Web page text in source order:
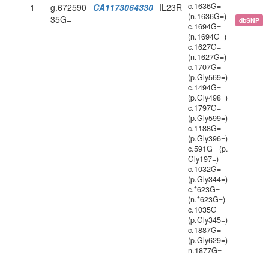
1
g.672590
35G=
CA1173064330 IL23R c.1636G=
(n.1636G=)
c.1694G=
(n.1694G=)
c.1627G=
(n.1627G=)
c.1707G=
(p.Gly569=)
c.1494G=
(p.Gly498=)
c.1797G=
(p.Gly599=)
c.1188G=
(p.Gly396=)
c.591G= (p.
Gly197=)
c.1032G=
(p.Gly344=)
c.*623G=
(n.*623G=)
c.1035G=
(p.Gly345=)
c.1887G=
(p.Gly629=)
n.1877G=
dbSNP